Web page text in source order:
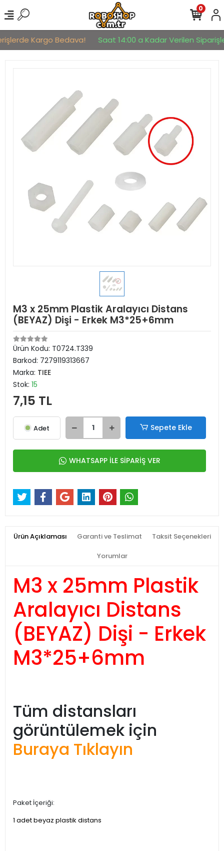
Kargo Bedava! Saat 14:00 a Kadar Verilen
0
M3 x 25mm Plastik Aralayıcı Distans
(BEYAZ) Dişi - Erkek M3*25+6mm
Ürün Kodu: T0724.T339
Barkod: 7279119313667
Marka: TIEE
Stok: 15
7,15 TL
Adet Sepete Ekle
WHATSAPP İLE SİPARİŞ VER
Ürün Açıklaması Garanti ve Teslimat Taksit Seçenekleri
Yorumlar
M3 x 25mm Plastik
Aralayıcı Distans
(BEYAZ) Dişi - Erkek
M3*25+6mm
Tüm distansları
görüntülemek için
Buraya Tıklayın
Paket İçeriği:
1 adet beyaz plastik distans